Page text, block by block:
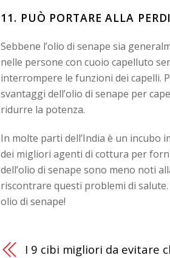
11. PUÒ PORTARE ALLA
Sebbene l’olio di senape sia
nelle persone con cuoio capelluto
interrompere le funzioni dei capelli.
svantaggi dell’olio di senape per
ridurre la potenza.
In molte parti dell’India è un incubo
dei migliori agenti di cottura per
dell’olio di senape sono meno noti
riscontrare questi problemi di
olio di senape!
I 9 cibi migliori da evitare